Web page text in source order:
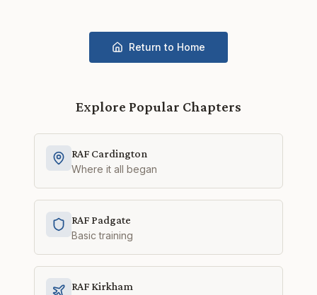
Return to Home
Explore Popular Chapters
RAF Cardington
Where it all began
RAF Padgate
Basic training
RAF Kirkham